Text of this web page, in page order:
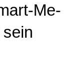
Me­